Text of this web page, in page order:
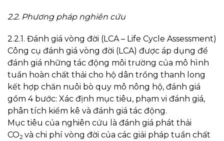
2.2. Phương pháp nghiên cứu
2.2.1. Đánh giá vòng đời (LCA – Life Cycle Assessment)
Công cụ đánh giá vòng đời (LCA) được áp dụng để
đánh giá những tác động môi trường của mô hình
tuần hoàn chất thải cho hộ dân trồng thanh long
kết hợp chăn nuôi bò quy mô nông hộ, đánh giá
gồm 4 bước: Xác định mục tiêu, phạm vi đánh giá,
phân tích kiểm kê và đánh giá tác động.
Mục tiêu của nghiên cứu là đánh giá phát thải
CO2 và chi phí vòng đời của các giải pháp tuần chất